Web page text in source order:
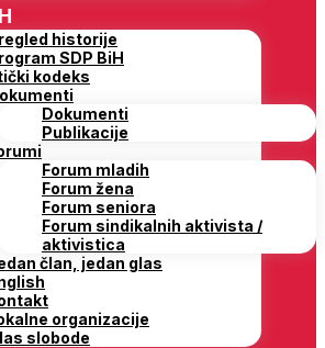
historije
SDP BiH
kodeks
Dokumenti
Publikacije
Forum mladih
Forum žena
Forum seniora
Forum sindikalnih aktivista /
aktivistica
član, jedan glas
organizacije
slobode